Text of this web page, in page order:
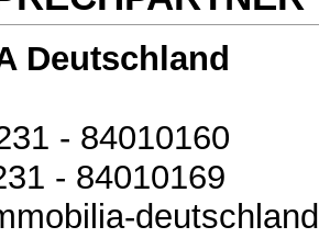
Deutschland
- 84010160
- 84010169